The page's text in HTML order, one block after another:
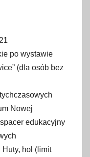
po wystawie
(dla osób bez
Nowej
edukacyjny
hol (limit